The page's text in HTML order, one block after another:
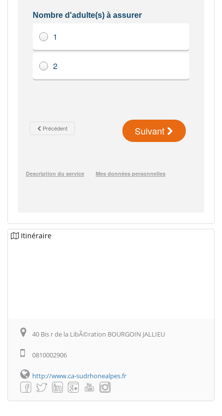
Itinéraire
40 Bis r de la LibÃ©ration BOURGOIN JALLIEU
0810002906
http://www.ca-sudrhonealpes.fr